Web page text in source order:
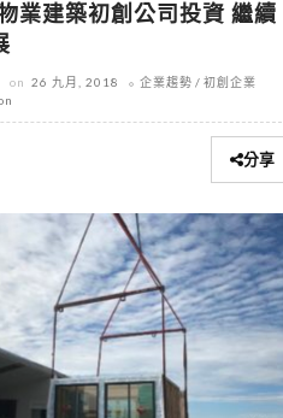
業建築初創公司投資 繼續
on 26 九月, 2018 企業趨勢
初創企業
分享